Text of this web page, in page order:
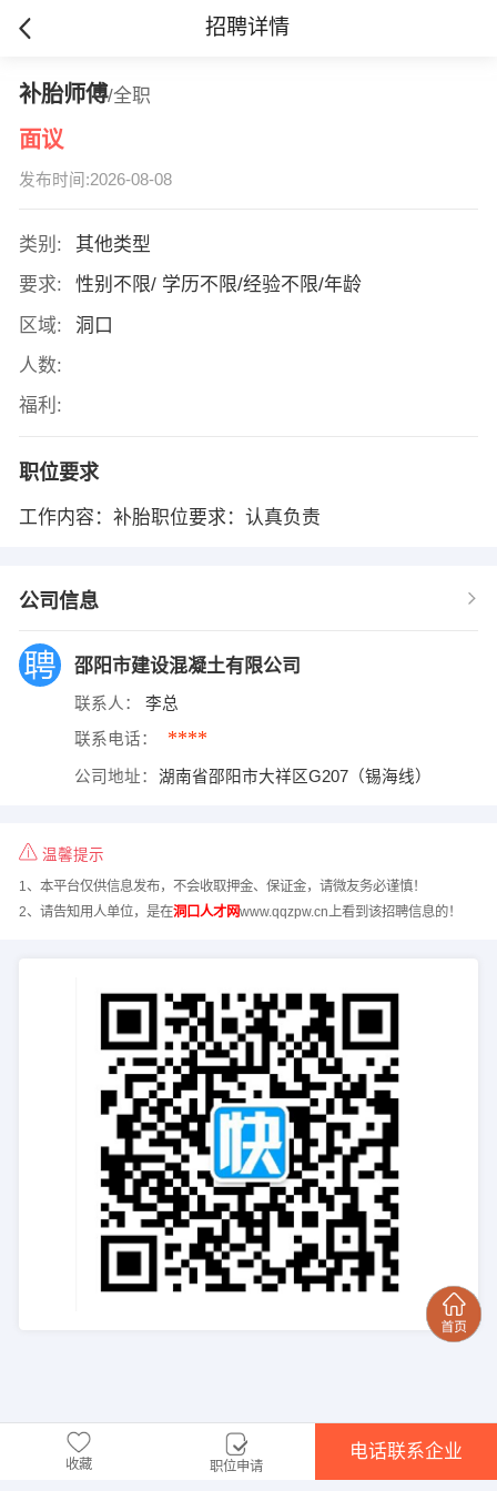
招聘详情
补胎师傅/全职
面议
发布时间:2026-08-08
类别:
其他类型
要求:
性别不限/ 学历不限/经验不限/年龄
区域:
洞口
人数:
福利:
职位要求
工作内容：补胎职位要求：认真负责
公司信息
邵阳市建设混凝土有限公司
联系人： 李总
联系电话： ****
公司地址： 湖南省邵阳市大祥区G207（锡海线）
温馨提示
1、本平台仅供信息发布，不会收取押金、保证金，请微友务必谨慎！
2、请告知用人单位，是在洞口人才网www.qqzpw.cn上看到该招聘信息的！
收藏 职位申请
电话联系企业